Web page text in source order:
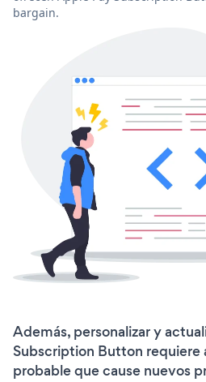
bargain.
Además, personalizar y
Subscription Button requiere
probable que cause nuevos